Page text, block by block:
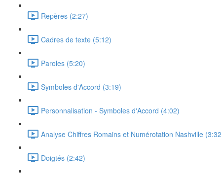
Repères (2:27)
Cadres de texte (5:12)
Paroles (5:20)
Symboles d'Accord (3:19)
Personnalisation - Symboles d'Accord (4:02)
Analyse Chiffres Romains et Numérotation Nashville
Doigtés (2:42)